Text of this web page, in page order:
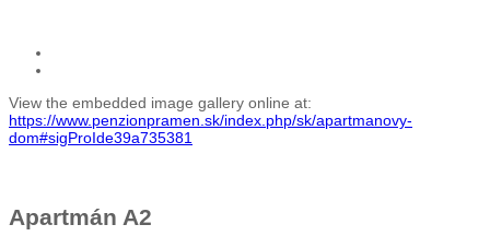
View the embedded image gallery online at:
https://www.penzionpramen.sk/index.php/sk/apartmanovy-
dom#sigProIde39a735381
Apartmán A2